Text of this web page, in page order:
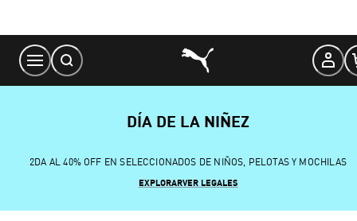
Content
DÍA DE LA NIÑEZ
2DA AL 40% OFF EN SELECCIONADOS DE NIÑOS, PELOTAS Y MOCHILAS
EXPLORARVER LEGALES